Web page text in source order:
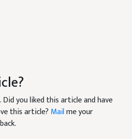
. Did you liked this article and have
this article? Mailme your